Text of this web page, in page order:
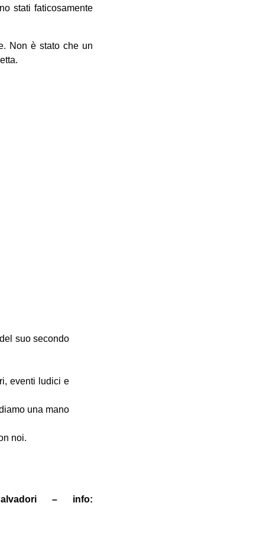
stati faticosamente
Non è stato che un
suo secondo
eventi ludici e
una mano
noi.
– info: